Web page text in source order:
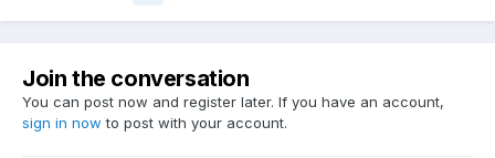
Join the conversation
You can post now and register later. If you have an account,
sign in now to post with your account.